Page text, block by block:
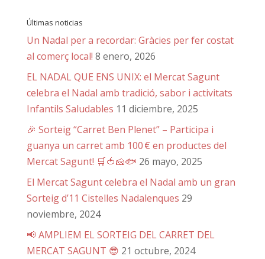
Últimas noticias
Un Nadal per a recordar: Gràcies per fer costat
al comerç local! 8 enero, 2026
EL NADAL QUE ENS UNIX: el Mercat Sagunt
celebra el Nadal amb tradició, sabor i activitats
Infantils Saludables 11 diciembre, 2025
🎉 Sorteig “Carret Ben Plenet” – Participa i
guanya un carret amb 100 € en productes del
Mercat Sagunt! 🛒🍅🧀🐟 26 mayo, 2025
El Mercat Sagunt celebra el Nadal amb un gran
Sorteig d’11 Cistelles Nadalenques 29
noviembre, 2024
📢 AMPLIEM EL SORTEIG DEL CARRET DEL
MERCAT SAGUNT 😎 21 octubre, 2024